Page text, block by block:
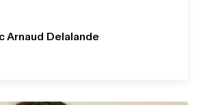
Arnaud Delalande